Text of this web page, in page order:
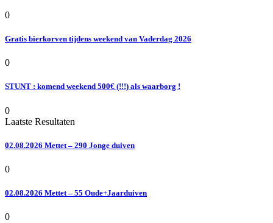
0
Gratis bierkorven tijdens weekend van Vaderdag 2026
0
STUNT : komend weekend 500€ (!!!) als waarborg !
0
Laatste Resultaten
02.08.2026 Mettet – 290 Jonge duiven
0
02.08.2026 Mettet – 55 Oude+Jaarduiven
0